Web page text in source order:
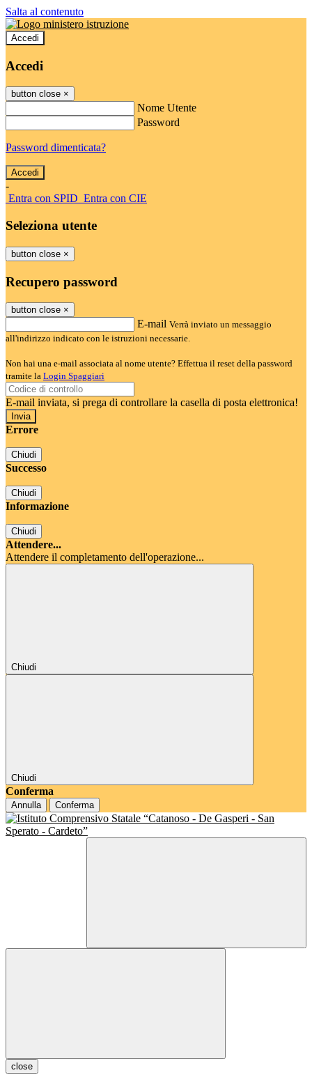
Salta al contenuto
Accedi
Accedi
button close ×
Nome Utente
Password
Password dimenticata?
-
Entra con SPID Entra con CIE
Seleziona utente
button close ×
Recupero password
button close ×
E-mail Verrà inviato un messaggio
all'indirizzo indicato con le istruzioni necessarie.
Non hai una e-mail associata al nome utente? Effettua il reset della password
tramite la Login Spaggiari
E-mail inviata, si prega di controllare la casella di posta elettronica!
Errore
Chiudi
Successo
Chiudi
Informazione
Chiudi
Attendere...
Attendere il completamento dell'operazione...
Chiudi
Chiudi
Conferma
Annulla Conferma
close